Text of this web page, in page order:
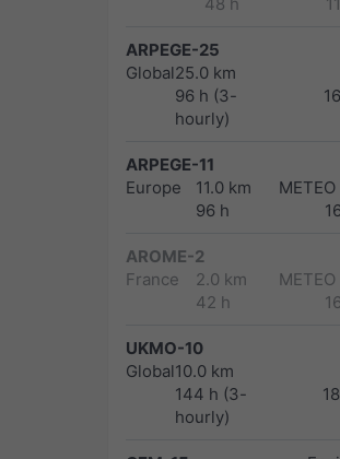
48 h
ARPEGE-25
Global25.0 km
96 h (3-
hourly)
ARPEGE-11
Europe
11.0 km
96 h
AROME-2
France
2.0 km
42 h
UKMO-10
Global10.0 km
144 h (3-
hourly)